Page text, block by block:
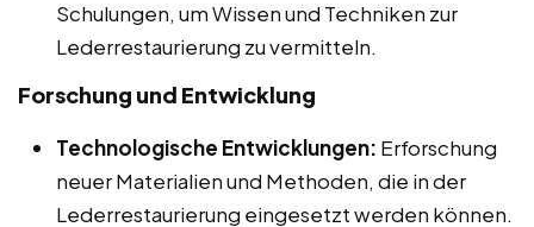
Schulungen, um Wissen und Techniken zur
Lederrestaurierung zu vermitteln.
Forschung und Entwicklung
Technologische Entwicklungen: Erforschung
neuer Materialien und Methoden, die in der
Lederrestaurierung eingesetzt werden können.